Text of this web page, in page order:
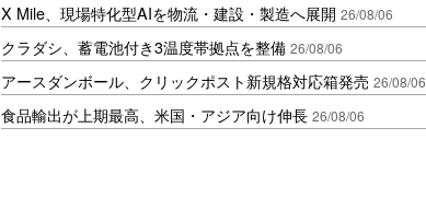
X Mile、現場特化型AIを物流・建設・製造へ展開 26/08/06
クラダシ、蓄電池付き3温度帯拠点を整備 26/08/06
アースダンボール、クリックポスト新規格対応箱発売 26/08/06
食品輸出が上期最高、米国・アジア向け伸長 26/08/06